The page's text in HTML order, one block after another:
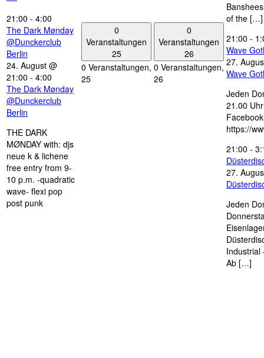
21:00 - 4:00
The Dark Mønday
@Dunckerclub
Berlin
24. August @
21:00 - 4:00
The Dark Mønday
@Dunckerclub
Berlin
THE DARK
MØNDAY with: djs
neue k & lichene
free entry from 9-
10 p.m. -quadratic
wave- flexi pop
post punk
0
Veranstaltungen
25
0 Veranstaltungen,
25
0
Veranstaltungen
26
0 Veranstaltungen,
26
of the […]
21:00 -
Wave
27.
Wave
Jeden
21.00
https://
21:00 -
27.
Jeden
Industrial
Ab […]